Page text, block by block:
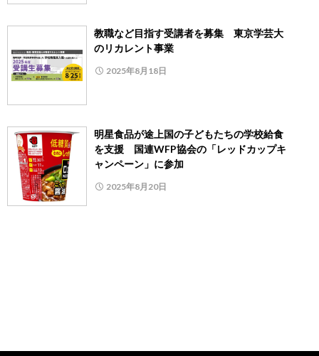
教職など目指す受講者を募集 東京学芸大
のリカレント事業
2025年8月18日
明星食品が途上国の子どもたちの学校給食
を支援 国連WFP協会の「レッドカップキ
ャンペーン」に参加
2025年8月20日